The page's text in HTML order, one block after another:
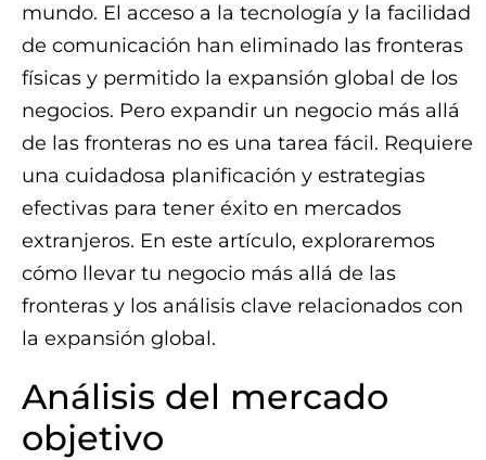
mundo. El acceso a la tecnología y la facilidad
de comunicación han eliminado las fronteras
físicas y permitido la expansión global de los
negocios. Pero expandir un negocio más allá
de las fronteras no es una tarea fácil. Requiere
una cuidadosa planificación y estrategias
efectivas para tener éxito en mercados
extranjeros. En este artículo, exploraremos
cómo llevar tu negocio más allá de las
fronteras y los análisis clave relacionados con
la expansión global.
Análisis del mercado
objetivo